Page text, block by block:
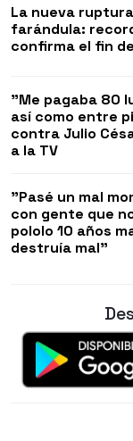
La nueva
farándula:
confirma el fin
"Me pagaba 80
así como entre
contra Julio
a la TV
"Pasé un mal
con gente que
pololo 10 años
destruía mal"